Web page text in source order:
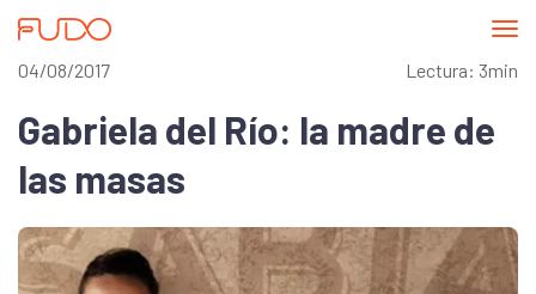
04/08/2017 Lectura: 3min
Gabriela del Río: la madre de
las masas